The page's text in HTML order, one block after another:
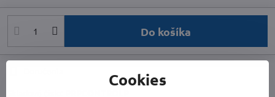
Do košíka
Cookies